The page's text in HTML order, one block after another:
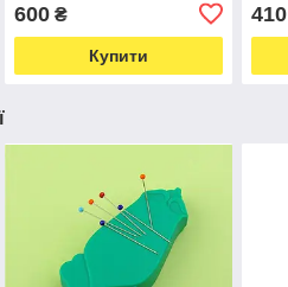
600₴
Купити
410